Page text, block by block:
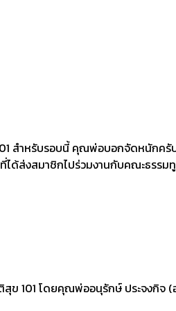
สำหรับรอบนี้ คุณพ่อบอกจัดหนักค
ด้ส่งสมาชิกไปร่วมงานกับคณะธรรม
โดยคุณพ่ออนุรักษ์ ประจงกิจ